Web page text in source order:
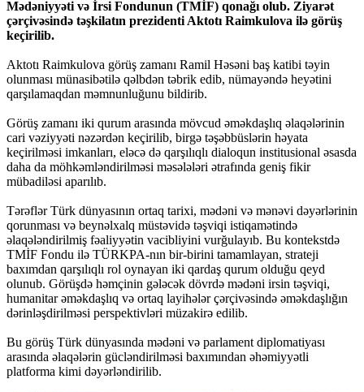
Mədəniyyəti və İrsi Fondunun (TMİF) qonağı olub. Ziyarət
çərçivəsində təşkilatın prezidenti Aktotı Raimkulova ilə görüş
keçirilib.
Aktotı Raimkulova görüş zamanı Ramil Həsəni baş katibi təyin
olunması münasibətilə qəlbdən təbrik edib, nümayəndə heyətini
qarşılamaqdan məmnunluğunu bildirib.
Görüş zamanı iki qurum arasında mövcud əməkdaşlıq əlaqələrinin
cari vəziyyəti nəzərdən keçirilib, birgə təşəbbüslərin həyata
keçirilməsi imkanları, eləcə də qarşılıqlı dialoqun institusional əsasda
daha da möhkəmləndirilməsi məsələləri ətrafında geniş fikir
mübadiləsi aparılıb.
Tərəflər Türk dünyasının ortaq tarixi, mədəni və mənəvi dəyərlərinin
qorunması və beynəlxalq müstəvidə təşviqi istiqamətində
əlaqələndirilmiş fəaliyyətin vacibliyini vurğulayıb. Bu kontekstdə
TMİF Fondu ilə TÜRKPA-nın bir-birini tamamlayan, strateji
baxımdan qarşılıqlı rol oynayan iki qardaş qurum olduğu qeyd
olunub. Görüşdə həmçinin gələcək dövrdə mədəni irsin təşviqi,
humanitar əməkdaşlıq və ortaq layihələr çərçivəsində əməkdaşlığın
dərinləşdirilməsi perspektivləri müzakirə edilib.
Bu görüş Türk dünyasında mədəni və parlament diplomatiyası
arasında əlaqələrin gücləndirilməsi baxımından əhəmiyyətli
platforma kimi dəyərləndirilib.